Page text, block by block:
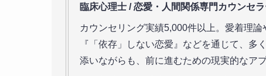
臨床心理士 / 恋愛・人間関係専門カウンセ
カウンセリング実績5,000件以上。愛着理
『「依存」しない恋愛』などを通じて、多
添いながらも、前に進むための現実的なア